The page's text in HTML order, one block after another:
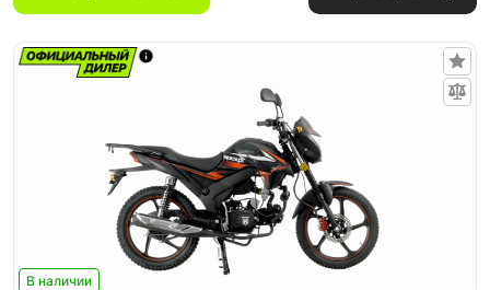
В наличии